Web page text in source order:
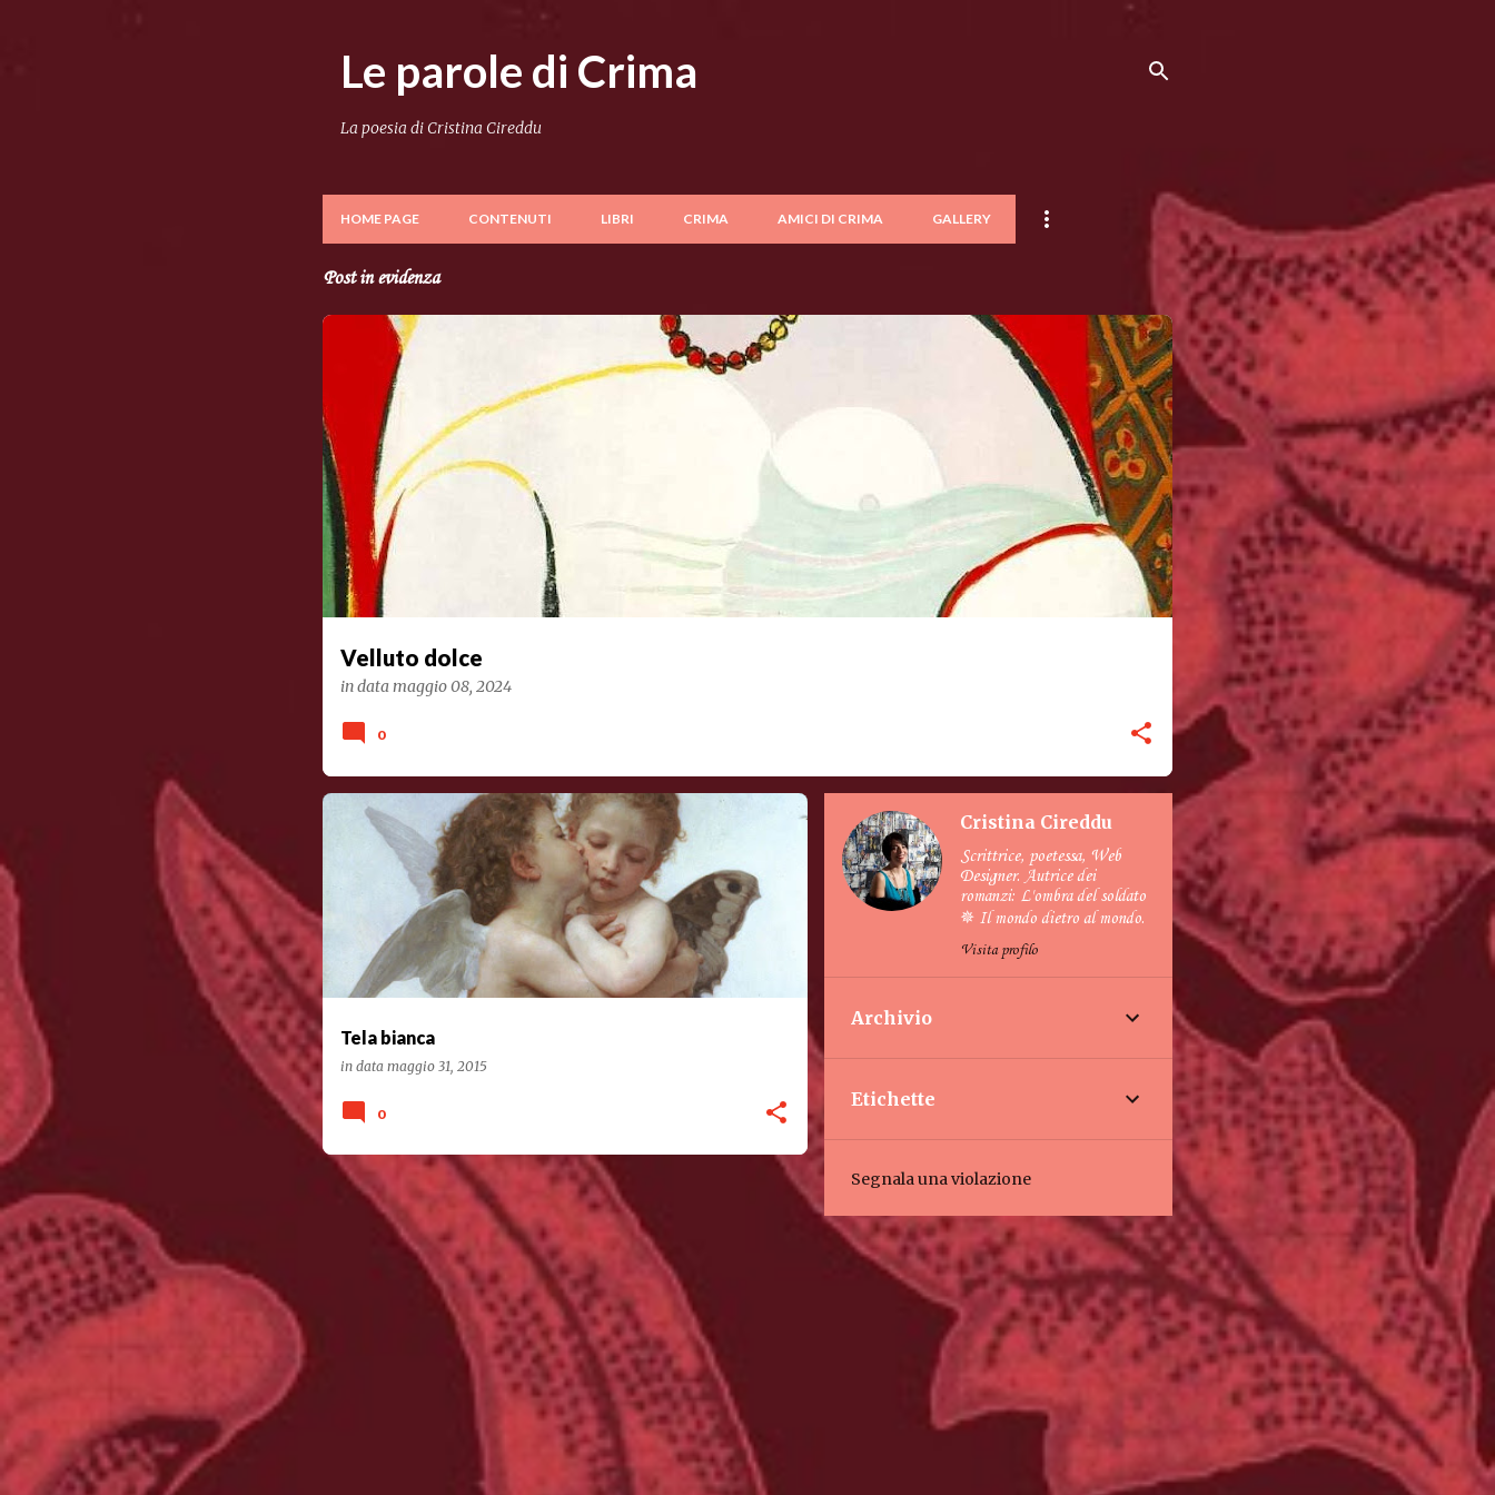
Le parole di Crima
La poesia di Cristina Cireddu
HOME PAGE CONTENUTI LIBRI CRIMA AMICI DI CRIMA GALLERY
o
Post in evidenza
Velluto dolce
in datamaggio 08, 2024
0
Tela bianca
in data maggio 31, 2015
POESIA
0
Cristina Cireddu
Scrittrice, poetessa, Web
Designer. Autrice dei
romanzi: L'ombra del soldato
✵ Il mondo dietro al mondo.
Visita profilo
Archivio
Etichette
Segnala una violazione